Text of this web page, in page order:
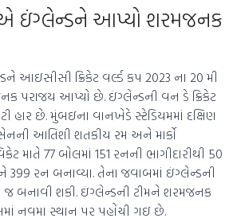
ઇંગ્લેન્ડને આપ્યો શરમજનક
આઇસીસી ક્રિકેટ વર્લ્ડ કપ 2023 ના 20 મી
પરાજય આપ્યો છે. ઇંગ્લેન્ડની વન ડે ક્રિકેટ
હાર છે. મુંબઇના વાનખેડે સ્ટેડિયમમાં દક્ષિણ
આતિશી શતકીય રમ અને માર્કો
માતે 77 બોલમાં 151 રનની ભાગીદારીથી 50
399 રન બનાવ્યા. તેના જવાબમાં ઇંગ્લેન્ડની
જ બનાવી શકી. ઇંગ્લેન્ડની ટીમને શરમજનક
નવમા સ્થાન પર પહોંચી ગઇ છે.